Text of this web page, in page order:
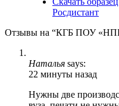
Росдистант
Отзывы на “КГБ ПОУ
Наталья says:
22 минуты назад
Нужны две